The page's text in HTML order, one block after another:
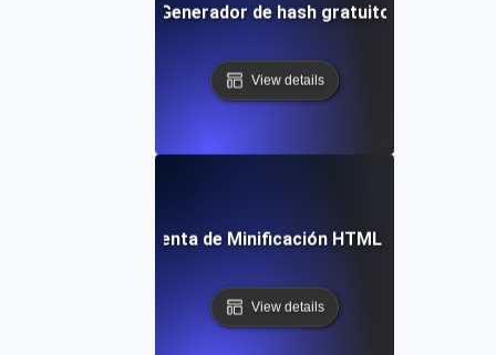
Generador de hash gratuito
View details
Herramienta de Minificación HTML Gratuita
View details